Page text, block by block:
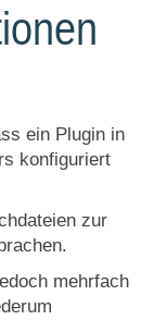
ein Plugin in
konfiguriert
zur
mehrfach